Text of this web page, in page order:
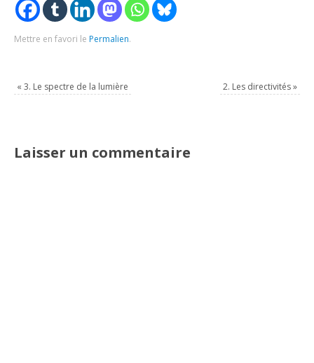
Mettre en favori le Permalien.
« 3. Le spectre de la lumière 2. Les directivités»
Laisser un commentaire